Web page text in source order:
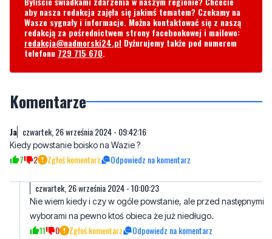
Byliście świadkami zdarzenia w naszym regionie? Chcecie
aby nasza redakcja zajęła się jakimś tematem? Czekamy na
redakcją za pośrednictwem strony facebookowej i mailowo:
telefonu729 715 670
Komentarze
Kiedy powstanie boisko na Wazie ?
2 Zgłoś komentarz Odpowiedz na komentarz
czwartek, 26 września 2024 - 10:00:23